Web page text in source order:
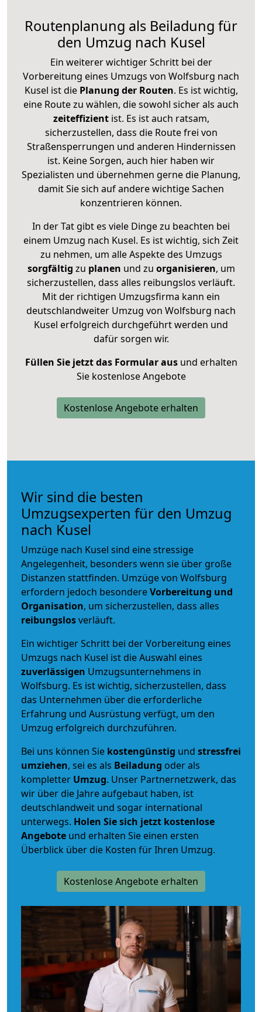
Routenplanung als Beiladung für
den Umzug nach Kusel
Ein weiterer wichtiger Schritt bei der
Vorbereitung eines Umzugs von Wolfsburg nach
Kusel ist diePlanung der Routen. Es ist wichtig,
eine Route zu wählen, die sowohl sicher als auch
zeiteffizientist. Es ist auch ratsam,
sicherzustellen, dass die Route frei von
Straßensperrungen und anderen Hindernissen
ist. Keine Sorgen, auch hier haben wir
Spezialisten und übernehmen gerne die Planung,
damit Sie sich auf andere wichtige Sachen
konzentrieren können.
In der Tat gibt es viele Dinge zu beachten bei
einem Umzug nach Kusel. Es ist wichtig, sich Zeit
zu nehmen, um alle Aspekte des Umzugs
sorgfältig zu planen und zu organisieren, um
sicherzustellen, dass alles reibungslos verläuft.
Mit der richtigen Umzugsfirma kann ein
deutschlandweiter Umzug von Wolfsburg nach
Kusel erfolgreich durchgeführt werden und
dafür sorgen wir.
Füllen Sie jetzt das Formular ausund erhalten
Sie kostenlose Angebote
Kostenlose Angebote erhalten
Wir sind die besten
Umzugsexperten für den Umzug
nach Kusel
Umzüge nach Kusel sind eine stressige
Angelegenheit, besonders wenn sie über große
Distanzen stattfinden. Umzüge von Wolfsburg
erfordern jedoch besondereVorbereitung und
Organisation, um sicherzustellen, dass alles
reibungslosverläuft.
Ein wichtiger Schritt bei der Vorbereitung eines
Umzugs nach Kusel ist die Auswahl eines
zuverlässigen Umzugsunternehmens in
Wolfsburg. Es ist wichtig, sicherzustellen, dass
das Unternehmen über die erforderliche
Erfahrung und Ausrüstung verfügt, um den
Umzug erfolgreich durchzuführen.
Bei uns können Sie kostengünstig und stressfrei
umziehen, sei es als Beiladung oder als
kompletter Umzug. Unser Partnernetzwerk, das
wir über die Jahre aufgebaut haben, ist
deutschlandweit und sogar international
unterwegs. Holen Sie sich jetzt kostenlose
Angebote und erhalten Sie einen ersten
Überblick über die Kosten für Ihren Umzug.
Kostenlose Angebote erhalten